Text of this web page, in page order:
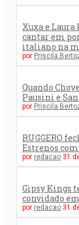
Xuxa e Laura
cantar em
italiano na
por Priscila
Quando
Pausini e
por Priscila
RUGGERO
Estrenos
por redacao 31
Gipsy Kings
convidado
por redacao 31